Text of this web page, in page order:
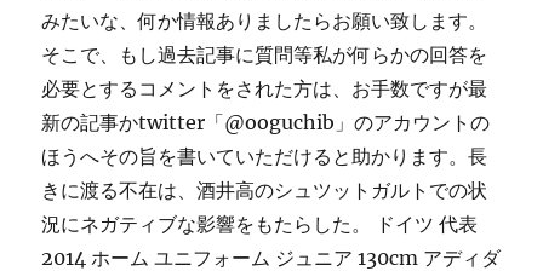
みたいな、何か情報ありましたらお願い致します。
そこで、もし過去記事に質問等私が何らかの回答を
必要とするコメントをされた方は、お手数ですが最
新の記事かtwitter「@ooguchib」のアカウントの
ほうへその旨を書いていただけると助かります。長
きに渡る不在は、酒井高のシュツットガルトでの状
況にネガティブな影響をもたらした。 ドイツ 代表
2014 ホーム ユニフォーム ジュニア 130cm アディダ